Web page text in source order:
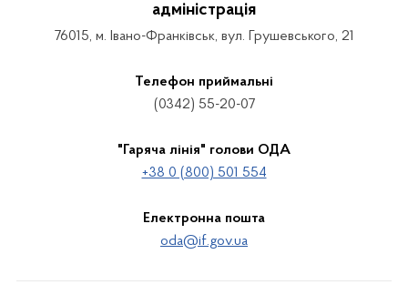
адміністрація
76015, м. Івано-Франківськ, вул. Грушевського, 21
Телефон приймальні
(0342) 55-20-07
"Гаряча лінія" голови ОДА
+38 0 (800) 501 554
Електронна пошта
oda@if.gov.ua